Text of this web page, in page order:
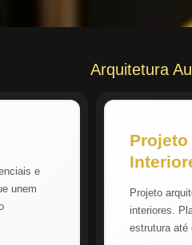
Arquitetura
e
unem
Projeto
interiores.
estrutura até